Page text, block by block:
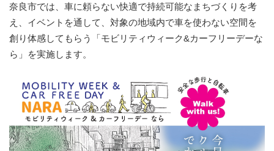
奈良市では、車に頼らない快適で持続可能なまちづくりを考
え、イベントを通して、対象の地域内で車を使わない空間を
創り体感してもらう「モビリティウィーク&カーフリーデーな
ら」を実施します。